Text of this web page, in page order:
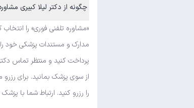
چگونه از دکتر لیلا کبیری
«مشاوره تلفنی فوری» را
مدارک و مستندات پزشکی خود
پرداخت کنید و منتظر تماس
از سوی پزشک بمانید. برای
را رزرو کنید. ارتباط شما با